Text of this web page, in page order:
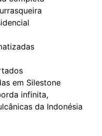
em Silestone
infinita,
da Indonésia